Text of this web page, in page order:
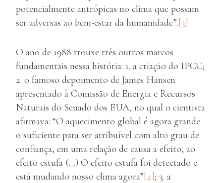
potencialmente antrópicas no clima que possam
ser adversas ao bem-estar da humanidade”.[3]
O ano de 1988 trouxe três outros marcos
fundamentais nessa história: 1. a criação do IPCC;
2. o famoso depoimento de James Hansen
apresentado à Comissão de Energia e Recursos
Naturais do Senado dos EUA, no qual o cientista
afirmava: “O aquecimento global é agora grande
o suficiente para ser atribuível com alto grau de
confiança, em uma relação de causa a efeito, ao
efeito estufa (…) O efeito estufa foi detectado e
está mudando nosso clima agora”[4]; 3. a